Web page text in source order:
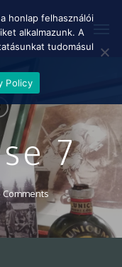
7
Comments
honlap felhasználói
alkalmazunk. A
tudomásul
Policy